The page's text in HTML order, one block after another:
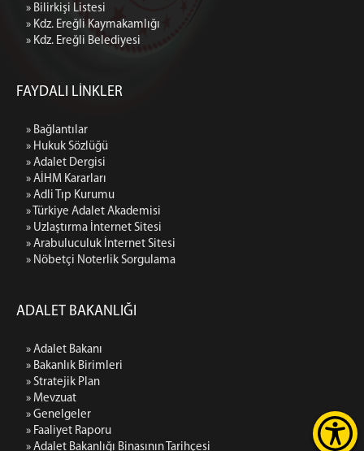
» Bilirkişi Listesi
» Kdz. Ereğli Kaymakamlığı
» Kdz. Ereğli Belediyesi
FAYDALI LİNKLER
» Bağlantılar
» Hukuk Sözlüğü
» Adalet Dergisi
» AİHM Kararları
» Adli Tıp Kurumu
» Türkiye Adalet Akademisi
» Uzlaştırma İnternet Sitesi
» Arabuluculuk İnternet Sitesi
» Nöbetçi Noterlik Sorgulama
ADALET BAKANLIĞI
» Adalet Bakanı
» Bakanlık Birimleri
» Stratejik Plan
» Mevzuat
» Genelgeler
» Faaliyet Raporu
» Adalet Bakanlığı Binasının Tarihçesi